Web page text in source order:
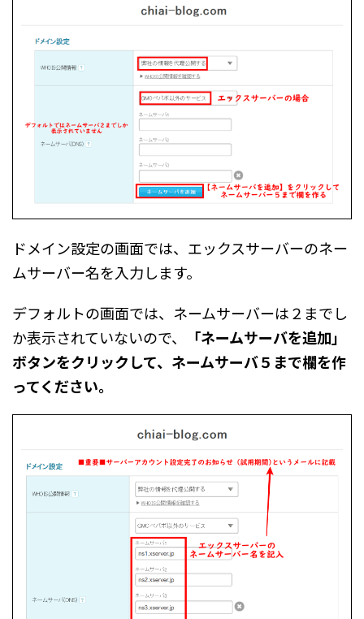
ドメイン設定の画面では、エックスサーバーのネー
ムサーバー名を入力します。
デフォルトの画面では、ネームサーバーは２までし
か表示されていないので、
「ネームサーバを追加」
ボタンをクリックして、ネームサーバ５まで欄を作
ってください。